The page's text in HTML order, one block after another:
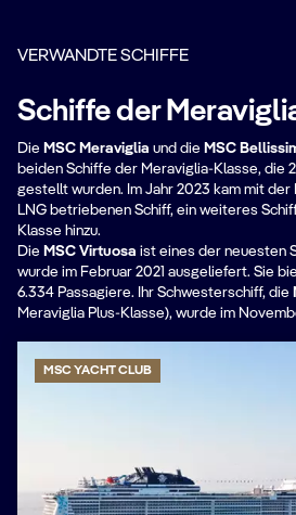
VERWANDTE SCHIFFE
Schiffe der
Die MSC Meraviglia und die MSC
beiden Schiffe der Meraviglia-Klasse, die
gestellt wurden. Im Jahr 2023 kam mit der
LNG betriebenen Schiff, ein weiteres
Klasse hinzu.
Die MSC Virtuosa ist eines der neuesten
wurde im Februar 2021 ausgeliefert. Sie
6.334 Passagiere. Ihr Schwesterschiff, die
Meraviglia Plus-Klasse), wurde im
MSC YACHT CLUB